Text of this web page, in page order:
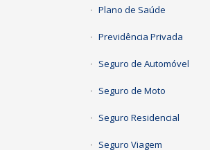
Plano de Saúde
Previdência Privada
Seguro de Automóvel
Seguro de Moto
Seguro Residencial
Seguro Viagem